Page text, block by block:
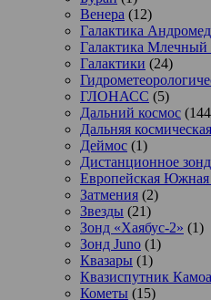
Венера (12)
Галактика
Галактика Млечный
Галактики (24)
ГЛОНАСС (5)
Дальний космос
Дальняя
Деймос (1)
Дистанционное
Европейская Южная
Затмения (2)
Звезды (21)
Зонд «Хаябус-2» (1)
Зонд Juno (1)
Квазары (1)
Квазиспутник
Кометы (15)